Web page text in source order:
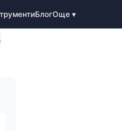
БлогОще ▾